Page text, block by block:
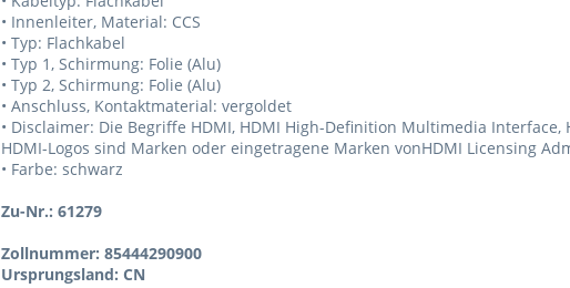
• Innenleiter, Material: CCS
• Typ: Flachkabel
• Typ 1, Schirmung: Folie (Alu)
• Typ 2, Schirmung: Folie (Alu)
• Anschluss, Kontaktmaterial: vergoldet
• Disclaimer: Die Begriffe HDMI, HDMI High-Definition Multimedia
HDMI-Logos sind Marken oder eingetragene Marken vonHDMI Licensing
• Farbe: schwarz
Zu-Nr.: 61279
Zollnummer: 85444290900
Ursprungsland: CN